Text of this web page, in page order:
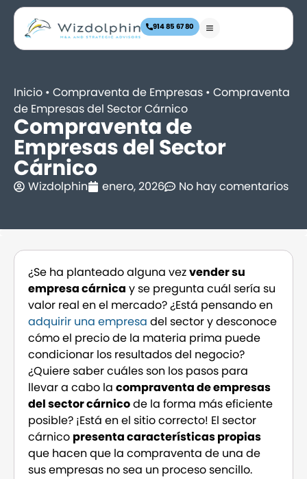
914 85 67 80
Inicio • Compraventa de Empresas • Compraventa
de Empresas del Sector Cárnico
Compraventa de
Empresas del Sector
Cárnico
Wizdolphin enero, 2026 No hay comentarios
¿Se ha planteado alguna vezvender su
empresa cárnica y se pregunta cuál sería su
valor real en el mercado? ¿Está pensando en
adquirir una empresa del sector y desconoce
cómo el precio de la materia prima puede
condicionar los resultados del negocio?
¿Quiere saber cuáles son los pasos para
llevar a cabo la compraventa de empresas
del sector cárnicode la forma más eficiente
posible? ¡Está en el sitio correcto! El sector
cárnico presenta características propias
que hacen que la compraventa de una de
sus empresas no sea un proceso sencillo.